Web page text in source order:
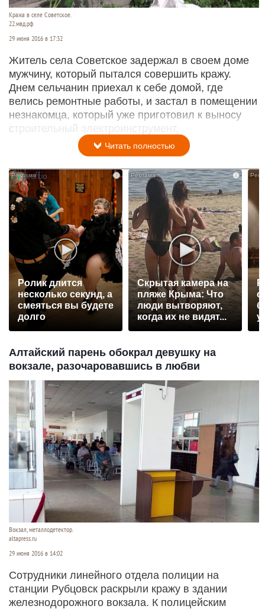
Кража в селе Советское.
22.мвд.рф
29 июня 2016 в 17:32
Житель села Советское задержал в своем доме
мужчину, который пытался совершить кражу.
Днем сельчанин приехал к себе домой, где
велись ремонтные работы, и застал в помещении
незнакомца, который уже приготовил к выносу
строительный электроинструмент.
Читать полностью
Ролик длится
несколько секунд, а
смеяться вы будете
долго
i
Скрытая камера на
пляже Крыма: Что
люди вытворяют,
когда их не видят...
Алтайский парень обокрал девушку на
вокзале, разочаровавшись в любви
Вокзал, металлодетектор.
altapress.ru
29 июня 2016 в 14:02
Сотрудники линейного отдела полиции на
станции Рубцовск раскрыли кражу в здании
железнодорожного вокзала. К полицейским